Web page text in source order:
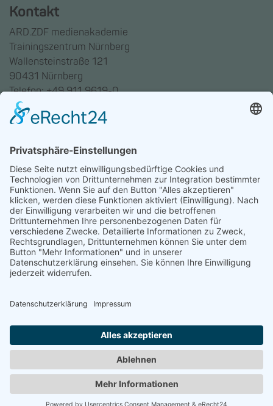
Kontakt
ARD.ZDF medienakademie
Trainingszentrum Nürnberg
Wallensteinstraße 121
90431 Nürnberg
Telefon: +49 911 9619-0
Trainingszentrum Hannover
30169 Hannover
Telefon: +49 511 123598-531
AGB
Datenschutz
ARD/ZDF-Medienakademie gemeinnützige GmbH,
Sitz: Nürnberg, HRB 23705. Alle Rechte vorbehalten.